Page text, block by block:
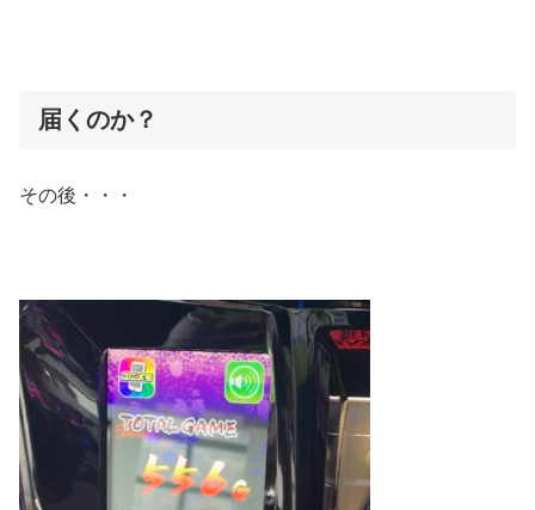
届くのか？
その後・・・